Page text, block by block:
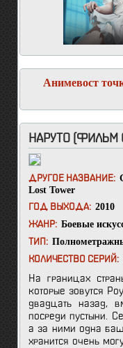
Анимевост
НАРУТО (ФИЛЬМ
ДРУГОЕ НАЗВАНИЕ:
Lost Tower
ГОД ВЫХОДА: 2010
ЖАНР: Боевые
ТИП:
КОЛИЧЕСТВО СЕРИЙ:
На границах
которые зовутся
двадцать назад,
посреди пустыни.
а за ними одна
хранится очень